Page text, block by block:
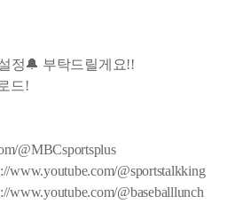
정🔔 부탁드릴게요!!
드!
@MBCsportsplus
@sportstalkking
@baseballlunch